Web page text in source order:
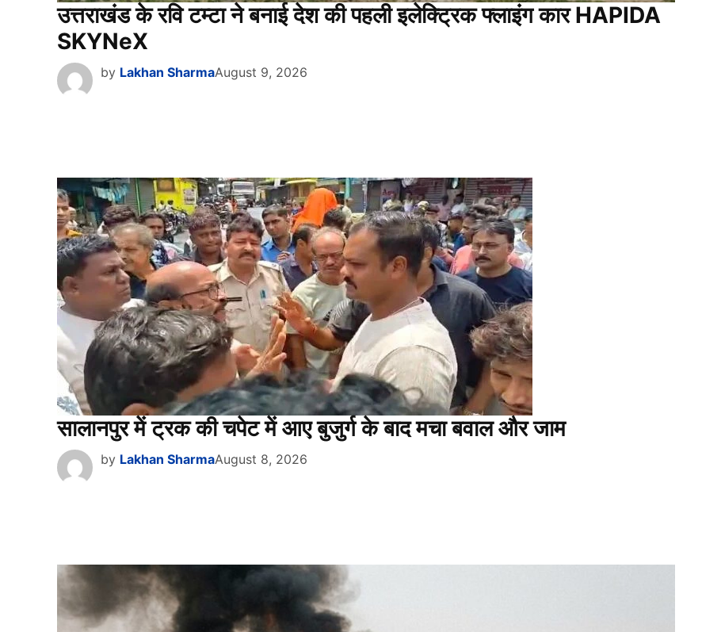
उत्तराखंड के रवि टम्टा ने बनाई देश की पहली इलेक्ट्रिक फ्लाइंग कार HAPIDA
SKYNeX
by Lakhan SharmaAugust 9, 2026
सालानपुर में ट्रक की चपेट में आए बुजुर्ग के बाद मचा बवाल और जाम
by Lakhan SharmaAugust 8, 2026